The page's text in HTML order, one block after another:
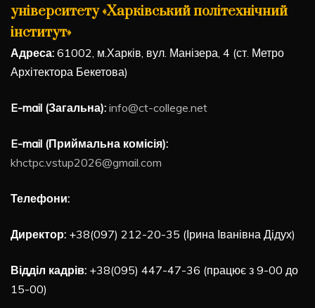
університету «Харківський політехнічний
інститут»
Адреса: 61002, м.Харків, вул. Манізера, 4 (ст. Метро
Архітектора Бекетова)
E-mail (Загальна): info@ct-college.net
E-mail (Приймальна комісія):
khctpc.vstup2026@gmail.com
Телефони:
Директор: +38(097) 212-20-35 (Ірина Іванівна Дідух)
Відділ кадрів: +38(095) 447-47-36 (працює з 9-00 до
15-00)